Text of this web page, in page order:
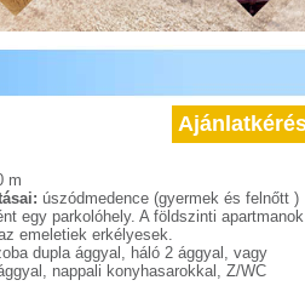
m
úszódmedence (gyermek és felnőtt )
egy parkolóhely. A földszinti apartmanok
emeletiek erkélyesek.
dupla ággyal, háló 2 ággyal, vagy
nappali konyhasarokkal, Z/WC